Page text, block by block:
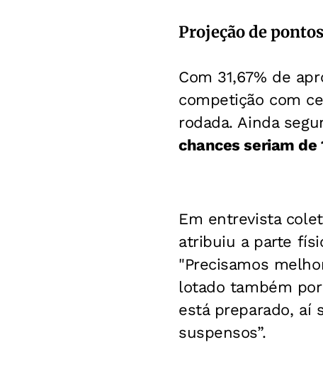
Projeção de
Com 31,67% de
competição com
rodada. Ainda
chances seriam de
Em entrevista
atribuiu a parte
"Precisamos
lotado também
está preparado, aí
suspensos”.